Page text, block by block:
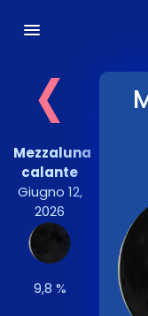
‹
Mezzaluna
calante
Giugno 12,
2026
9,8 %